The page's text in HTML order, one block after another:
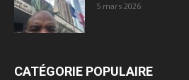
5 mars 2026
CATÉGORIE POPULAIRE